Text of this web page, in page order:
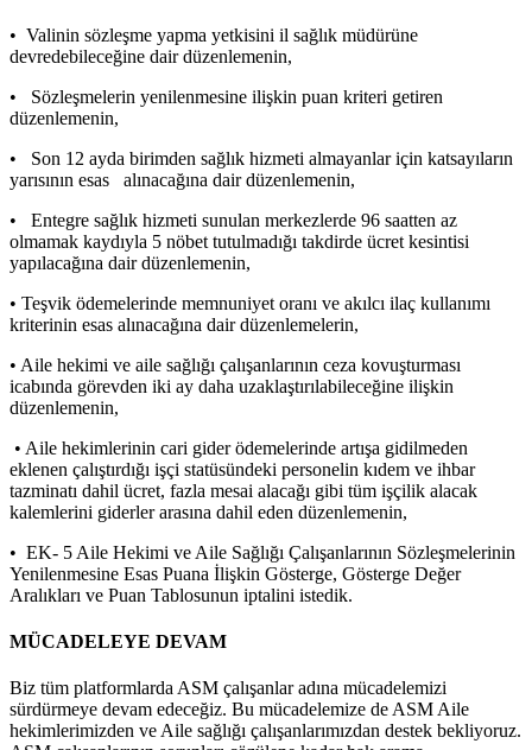
• Valinin sözleşme yapma yetkisini il sağlık müdürüne
devredebileceğine dair düzenlemenin,
• Sözleşmelerin yenilenmesine ilişkin puan kriteri getiren
düzenlemenin,
• Son 12 ayda birimden sağlık hizmeti almayanlar için katsayıların
yarısının esas alınacağına dair düzenlemenin,
• Entegre sağlık hizmeti sunulan merkezlerde 96 saatten az
olmamak kaydıyla 5 nöbet tutulmadığı takdirde ücret kesintisi
yapılacağına dair düzenlemenin,
• Teşvik ödemelerinde memnuniyet oranı ve akılcı ilaç kullanımı
kriterinin esas alınacağına dair düzenlemelerin,
• Aile hekimi ve aile sağlığı çalışanlarının ceza kovuşturması
icabında görevden iki ay daha uzaklaştırılabileceğine ilişkin
düzenlemenin,
• Aile hekimlerinin cari gider ödemelerinde artışa gidilmeden
eklenen çalıştırdığı işçi statüsündeki personelin kıdem ve ihbar
tazminatı dahil ücret, fazla mesai alacağı gibi tüm işçilik alacak
kalemlerini giderler arasına dahil eden düzenlemenin,
• EK- 5 Aile Hekimi ve Aile Sağlığı Çalışanlarının Sözleşmelerinin
Yenilenmesine Esas Puana İlişkin Gösterge, Gösterge Değer
Aralıkları ve Puan Tablosunun iptalini istedik.
MÜCADELEYE DEVAM
Biz tüm platformlarda ASM çalışanlar adına mücadelemizi
sürdürmeye devam edeceğiz. Bu mücadelemize de ASM Aile
hekimlerimizden ve Aile sağlığı çalışanlarımızdan destek bekliyoruz.